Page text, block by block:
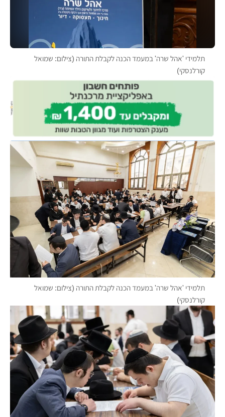
תלמידי 'אהל שרה' במעמד הכנה לקבלת התורה (צילום: שמואל
קורלנסקי)
תלמידי 'אהל שרה' במעמד הכנה לקבלת התורה (צילום: שמואל
קורלנסקי)